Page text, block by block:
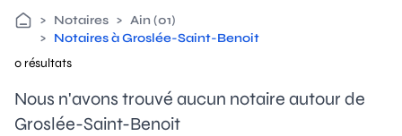
> Notaires > Ain (01)
> Notaires à Groslée-Saint-Benoit
0 résultats
Nous n'avons trouvé aucun notaire autour de
Groslée-Saint-Benoit